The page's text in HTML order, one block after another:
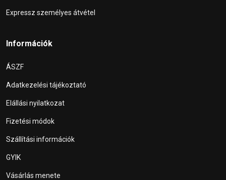
Expressz személyes átvétel
Információk
ÁSZF
Adatkezelési tájékoztató
Elállási nyilatkozat
Fizetési módok
Szállítási információk
GYIK
Vásárlás menete